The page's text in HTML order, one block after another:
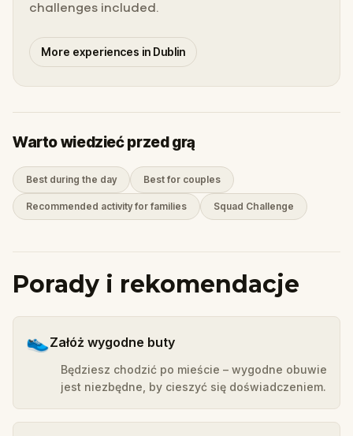
challenges included.
More experiences in Dublin
Warto wiedzieć przed grą
Best during the day Best for couples
Recommended activity for families Squad Challenge
Porady i rekomendacje
👟Załóż wygodne buty
Będziesz chodzić po mieście – wygodne obuwie
jest niezbędne, by cieszyć się doświadczeniem.